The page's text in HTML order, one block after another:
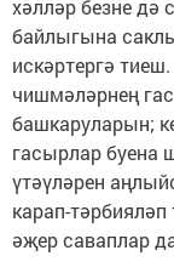
хәлләр безне дә
байлыгына
искәртергә
чишмәләрнең
башкаруларын;
гасырлар буена
үтәүләрен
карап-
әҗер саваплар